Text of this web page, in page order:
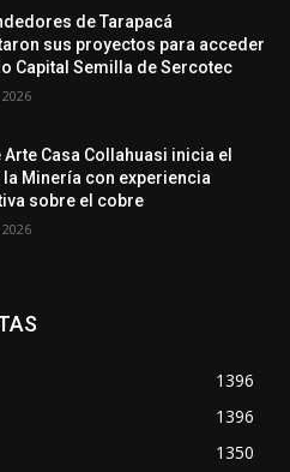
de Tarapacá
sus proyectos para acceder
Capital Semilla de Sercotec
Arte Casa Collahuasi inicia el
la Minería con experiencia
sobre el cobre
1396
1396
1350